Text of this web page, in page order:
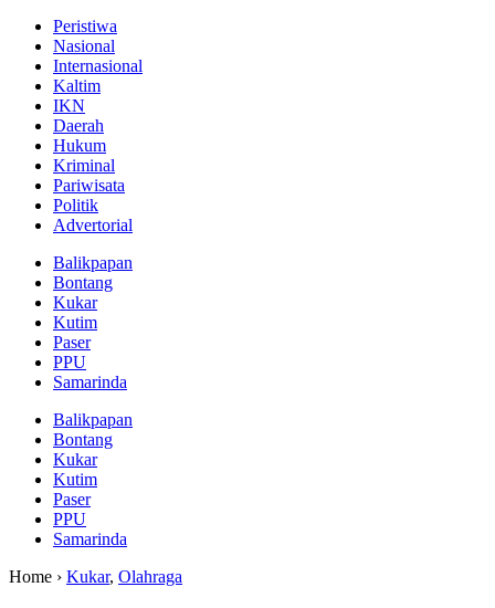
Peristiwa
Nasional
Internasional
Kaltim
IKN
Daerah
Hukum
Kriminal
Pariwisata
Politik
Advertorial
Balikpapan
Bontang
Kukar
Kutim
Paser
PPU
Samarinda
Balikpapan
Bontang
Kukar
Kutim
Paser
PPU
Samarinda
Home › Kukar, Olahraga